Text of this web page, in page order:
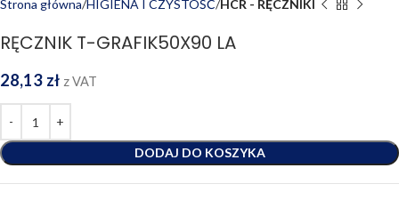
Strona główna HIGIENA I CZYSTOŚĆ HCR - RĘCZNIKI
RĘCZNIK T-GRAFIK50X90 LA
28,13 zł z VAT
DODAJ DO KOSZYKA